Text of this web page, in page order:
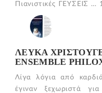
Πιανιστικές ΓΕΥΣΕΙΣ …
ΛΕΥΚΑ
ENSEMBLE
Λίγα λόγια από
έγιναν ξεχωριστά